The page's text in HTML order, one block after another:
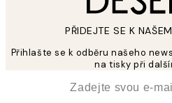
PŘIDEJTE SE K
Přihlašte se k odběru našeho
na tisky při